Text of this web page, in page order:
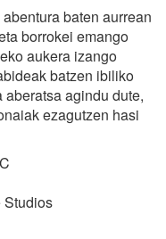
baten aurrean
borrokei emango
aukera izango
batzen ibiliko
agindu dute,
ezagutzen hasi
Studios